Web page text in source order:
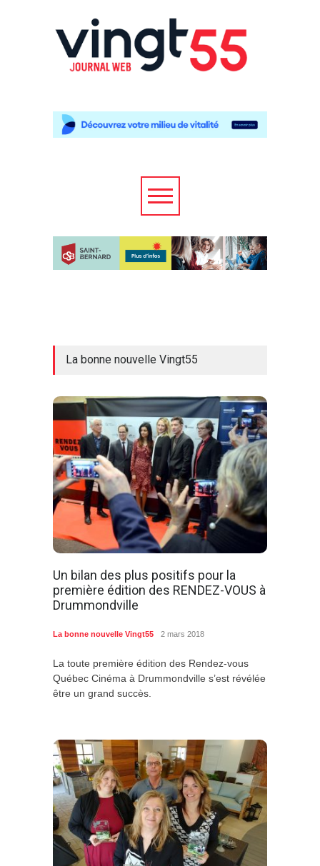
La bonne nouvelle Vingt55
Un bilan des plus positifs pour la
première édition des RENDEZ-VOUS à
Drummondville
La bonne nouvelle Vingt55 2 mars 2018
La toute première édition des Rendez-vous
Québec Cinéma à Drummondville s’est révélée
être un grand succès.